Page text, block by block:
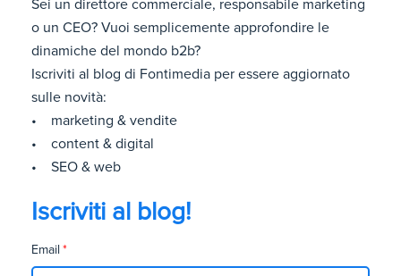
Sei un direttore commerciale, responsabile marketing
o un CEO? Vuoi semplicemente approfondire le
dinamiche del mondo b2b?
Iscriviti al blog di Fontimedia per essere aggiornato
sulle novità:
• marketing & vendite
• content & digital
• SEO & web
Iscriviti al blog!
Email *